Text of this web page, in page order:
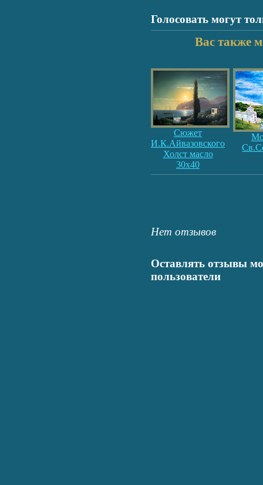
Голосовать могут
Вас также
Сюжет
И.К.Айвазовского
Холст масло
30х40
Нет отзывов
Оставлять отзывы
пользователи